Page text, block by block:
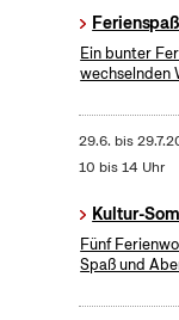
Ein bunter
wechselnden
29.6. bis
10 bis 14 Uhr
Kultur-
Fünf
Spaß und